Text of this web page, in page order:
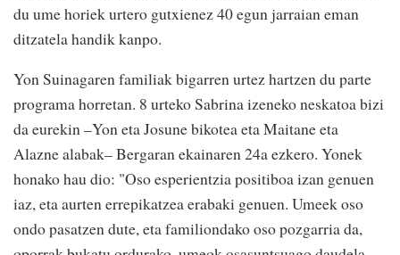
du ume horiek urtero gutxienez 40 egun jarraian eman
ditzatela handik kanpo.
Yon Suinagaren familiak bigarren urtez hartzen du parte
programa horretan. 8 urteko Sabrina izeneko neskatoa bizi
da eurekin –Yon eta Josune bikotea eta Maitane eta
Alazne alabak– Bergaran ekainaren 24a ezkero. Yonek
honako hau dio: "Oso esperientzia positiboa izan genuen
iaz, eta aurten errepikatzea erabaki genuen. Umeek oso
ondo pasatzen dute, eta familiondako oso pozgarria da,